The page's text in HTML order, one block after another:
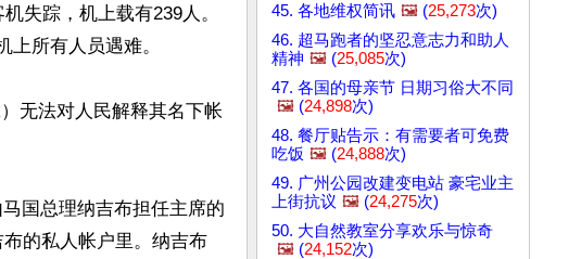
失踪，机上载有239人。
所有人员遇难。
无法对人民解释其名下帐
国总理纳吉布担任主席的
的私人帐户里。纳吉布
45. 各地维权简讯 🖼️ (25,273次)
46. 超马跑者的坚忍意志力和助人
精神 🖼️ (25,085次)
47. 各国的母亲节 日期习俗大不同
🖼️ (24,898次)
48. 餐厅贴告示：有需要者可免费
吃饭 🖼️ (24,888次)
49. 广州公园改建变电站 豪宅业主
上街抗议 🖼️ (24,275次)
50. 大自然教室分享欢乐与惊奇
🖼️ (24,152次)